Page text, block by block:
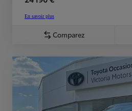
En savoir plus
Comparez